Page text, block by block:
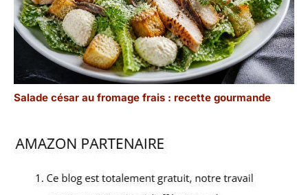
Salade césar au fromage frais : recette gourmande